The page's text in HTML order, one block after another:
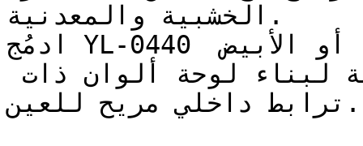
الخشبية والمعدنية.
ادمُج YL-0440 مع الرمادي الفحمي العميق، أو الأبيض
ترابط داخلي مريح للعين.